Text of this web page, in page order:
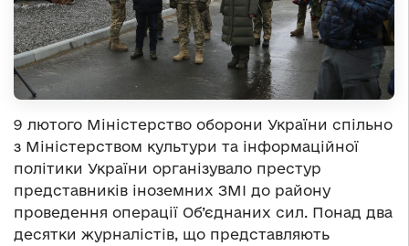
9 лютого Міністерство оборони України спільно
з Міністерством культури та інформаційної
політики України організувало престур
представників іноземних ЗМІ до району
проведення операції Об’єднаних сил. Понад два
десятки журналістів, що представляють